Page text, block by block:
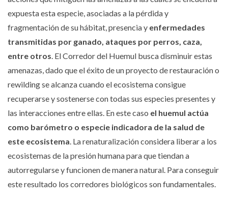
expuesta esta especie, asociadas a la pérdida y
fragmentación de su hábitat, presencia y enfermedades
transmitidas por ganado, ataques por perros, caza,
entre otros . El Corredor del Huemul busca disminuir estas
amenazas, dado que el éxito de un proyecto de restauración o
rewilding se alcanza cuando el ecosistema consigue
recuperarse y sostenerse con todas sus especies presentes y
las interacciones entre ellas. En este caso el huemul actúa
como barómetro o especie indicadora de la salud de
este ecosistema . La renaturalización considera liberar a los
ecosistemas de la presión humana para que tiendan a
autorregularse y funcionen de manera natural. Para conseguir
este resultado los corredores biológicos son fundamentales.